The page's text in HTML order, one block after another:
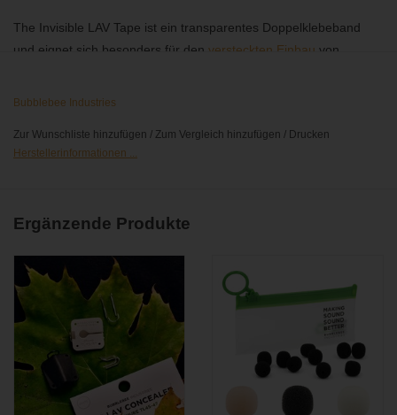
The Invisible LAV Tape ist ein transparentes Doppelklebeband
und eignet sich besonders für den versteckten Einbau von
die Mikrofone sehr leicht auf Kleidung oder Haut fixiert werden,
ohne die Kapseln zu verkleben.
Bubblebee Industries
Zur Wunschliste hinzufügen / Zum Vergleich hinzufügen / Drucken
Herstellerinformationen ...
Ergänzende Produkte